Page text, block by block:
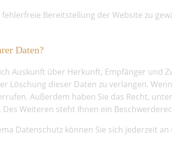
Bereitstellung der Website zu
Daten?
Auskunft über Herkunft, Empfänger und
Löschung dieser Daten zu verlangen.
Außerdem haben Sie das Recht,
Weiteren steht Ihnen ein
Datenschutz können Sie sich jederzeit an